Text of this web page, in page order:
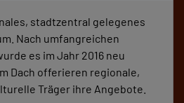
stadtzentral gelegenes
Nach umfangreichen
es im Jahr 2016 neu
Dach offerieren regionale,
Träger ihre Angebote.